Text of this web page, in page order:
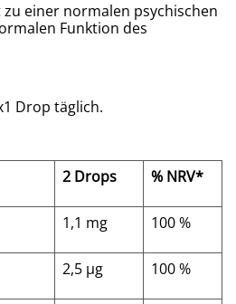
einer normalen psychischen
Funktion des
Drop täglich.
2 Drops % NRV*
1,1 mg 100 %
2,5 µg 100 %